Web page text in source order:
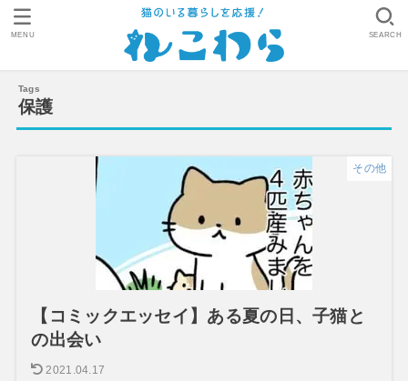
SEARCH
MENU
保護
その他
【コミックエッセイ】ある夏の日、子猫と
の出会い
2021.04.17